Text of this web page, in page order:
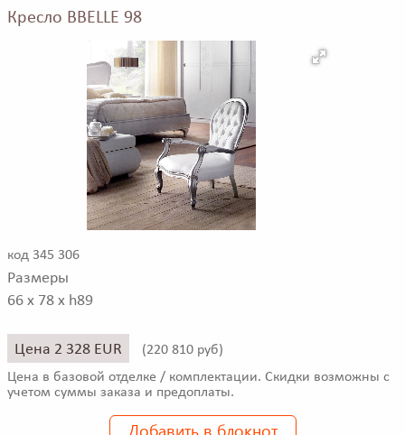
Кресло BBELLE 98
код 345 306
Размеры
66 x 78 x h89
Цена 2 328 EUR (220 810 руб)
Цена в базовой отделке / комплектации. Скидки возможны с
учетом суммы заказа и предоплаты.
Добавить в блокнот